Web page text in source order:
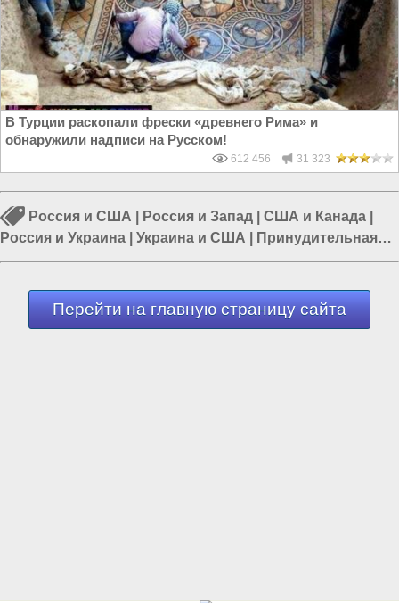
В Турции раскопали фрески «древнего Рима» и
обнаружили надписи на Русском!
612 456 31 323
Россия и США Россия и Запад США и Канада
Россия и Украина
Украина и США
Принудительная
вакцинация|Принудительная вакцинация в России
Перейти на главную страницу сайта